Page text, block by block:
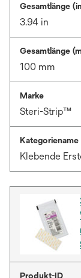
Gesamtlänge
3.94 in
Gesamtlänge
100 mm
Marke
Steri-Strip™
Kategoriename
Klebende
Produkt-ID